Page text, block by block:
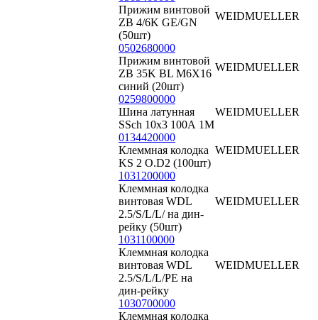
Прижим винтовой
ZB 4/6K GE/GN
(50шт)
WEIDMUELLER
0502680000
Прижим винтовой
ZB 35K BL M6X16
синий (20шт)
WEIDMUELLER
0259800000
Шина латунная
SSch 10x3 100А 1М
WEIDMUELLER
0134420000
Клеммная колодка
KS 2 O.D2 (100шт)
WEIDMUELLER
1031200000
Клеммная колодка
винтовая WDL
2.5/S/L/L/ на дин-
рейку (50шт)
WEIDMUELLER
1031100000
Клеммная колодка
винтовая WDL
2.5/S/L/L/PE на
дин-рейку
WEIDMUELLER
1030700000
Клеммная колодка